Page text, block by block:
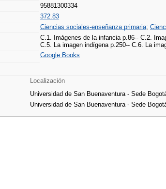
95881300334
372.83
Ciencias sociales-enseñanza primaria;
C.1. Imágenes de la infancia p.86-- C.2.
C.5. La imagen indígena p.250-- C.6. La
Google Books
Localización
Universidad de San Buenaventura - Sede
Universidad de San Buenaventura - Sede